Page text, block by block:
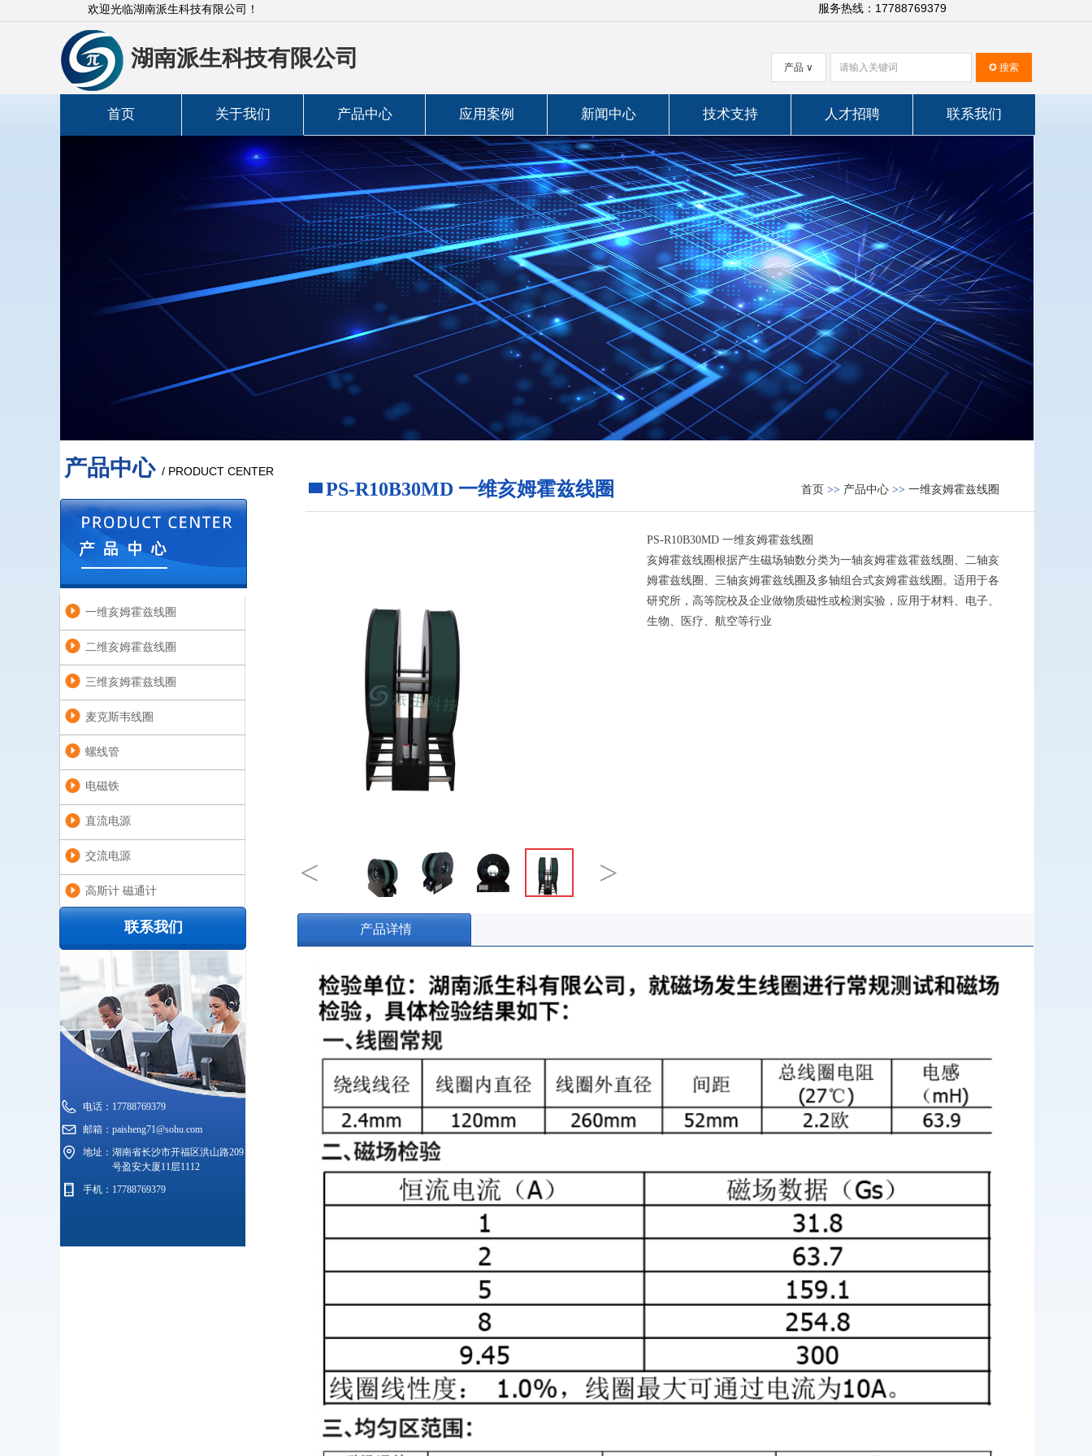
服务热线：17788769379
✪ 搜索
产品 ∨
欢迎光临湖南派生科技有限公司！
湖南派生科技有限公司
首页 关于我们 产品中心 应用案例 新闻中心 技术支持 人才招聘 联系我们
功率计
< >
PS-R10B30MD 一维亥姆霍兹线圈
PS-R10B30MD 一维亥姆霍兹线圈
亥姆霍兹线圈根据产生磁场轴数分类为一轴亥姆霍兹霍兹线圈、二轴亥
姆霍兹线圈、三轴亥姆霍兹线圈及多轴组合式亥姆霍兹线圈。适用于各
研究所，高等院校及企业做物质磁性或检测实验，应用于材料、电子、
生物、医疗、航空等行业
产品详情
联系我们
电话： 17788769379
邮箱： paisheng71@sohu.com
地址： 湖南省长沙市开福区洪山路209
号盈安大厦11层1112
手机： 17788769379
一维亥姆霍兹线圈
二维亥姆霍兹线圈
三维亥姆霍兹线圈
麦克斯韦线圈
螺线管
电磁铁
直流电源
交流电源
高斯计 磁通计
产品中心/ PRODUCT CENTER
首页 >> 产品中心 >> 一维亥姆霍兹线圈